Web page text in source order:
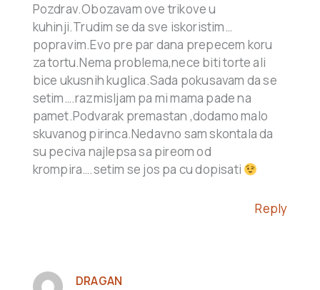
Pozdrav.Obozavam ove trikove u
kuhinji.Trudim se da sve iskoristim…
popravim.Evo pre par dana prepecem koru
za tortu.Nema problema,nece biti torte ali
bice ukusnih kuglica.Sada pokusavam da se
setim….razmisljam pa mi mama pade na
pamet.Podvarak premastan ,dodamo malo
skuvanog pirinca.Nedavno sam skontala da
su peciva najlepsa sa pireom od
krompira….setim se jos pa cu dopisati
Reply
DRAGAN